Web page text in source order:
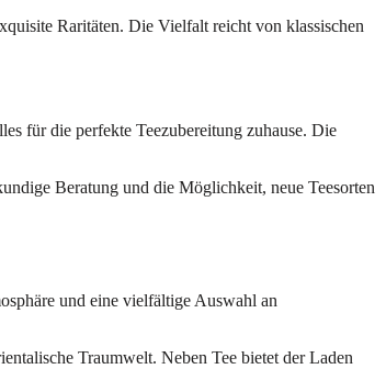
Raritäten. Die Vielfalt reicht von klassischen
für die perfekte Teezubereitung zuhause. Die
Beratung und die Möglichkeit, neue Teesorten
und eine vielfältige Auswahl an
Traumwelt. Neben Tee bietet der Laden